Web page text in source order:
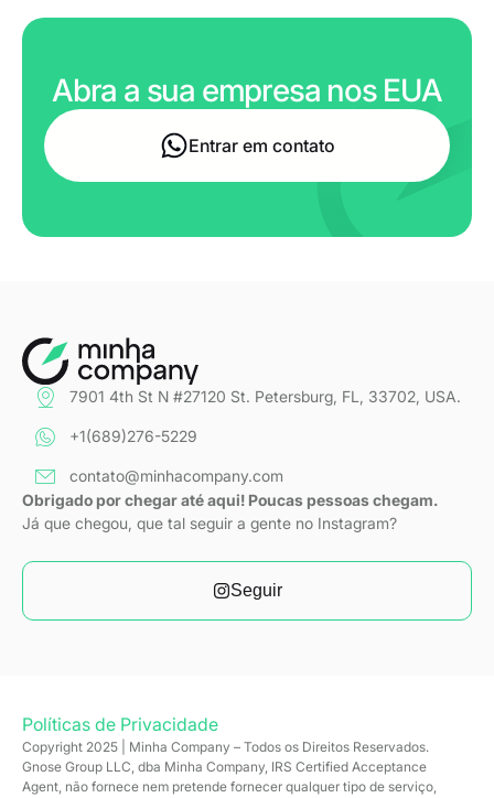
Abra a sua empresa nos EUA
Entrar em contato
7901 4th St N #27120 St. Petersburg, FL, 33702, USA.
+1(689)276-5229
contato@minhacompany.com
Obrigado por chegar até aqui! Poucas pessoas chegam.
Já que chegou, que tal seguir a gente no Instagram?
Seguir
Políticas de Privacidade
Copyright 2025 | Minha Company – Todos os Direitos Reservados.
Gnose Group LLC, dba Minha Company, IRS Certified Acceptance
Agent, não fornece nem pretende fornecer qualquer tipo de serviço,